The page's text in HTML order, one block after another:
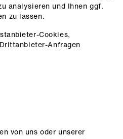
analysieren und Ihnen ggf.
zu lassen.
Cookies,
Anfragen
von uns oder unserer